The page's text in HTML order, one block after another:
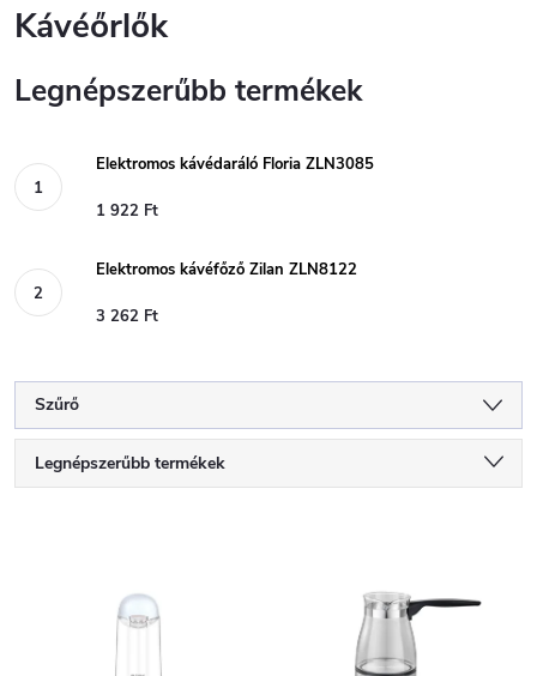
Kávéőrlők
Legnépszerűbb termékek
Elektromos kávédaráló Floria ZLN3085
1 922 Ft
Elektromos kávéfőző Zilan ZLN8122
3 262 Ft
Szűrő
T
Legnépszerűbb termékek
ABC szerint